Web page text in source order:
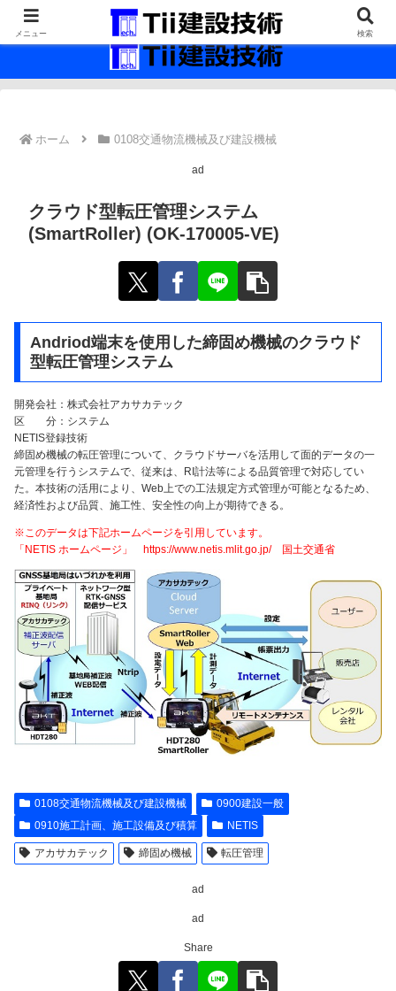
最新の建設技術の情報インフラ。
ホーム 0108交通物流機械及び建設機械
ad
クラウド型転圧管理システム
(SmartRoller) (OK-170005-VE)
Andriod端末を使用した締固め機械のクラウド
型転圧管理システム
開発会社：株式会社アカサカテック
区 分：システム
NETIS登録技術
締固め機械の転圧管理について、クラウドサーバを活用して面的データの一
元管理を行うシステムで、従来は、RI計法等による品質管理で対応してい
た。本技術の活用により、Web上での工法規定方式管理が可能となるため、
経済性および品質、施工性、安全性の向上が期待できる。
※このデータは下記ホームページを引用しています。
「NETIS ホームページ」 https://www.netis.mlit.go.jp/ 国土交通省
0108交通物流機械及び建設機械
0900建設一般
0910施工計画、施工設備及び積算
NETIS
アカサカテック 締固め機械 転圧管理
ad
ad
Share
メニュー 検索